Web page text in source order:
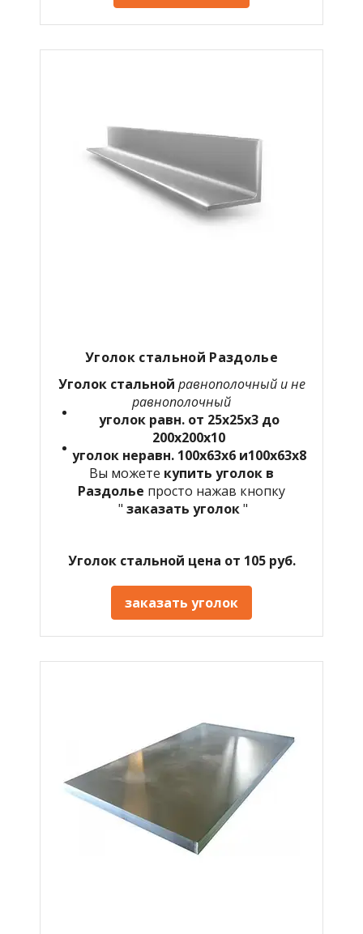
Уголок стальной Раздолье
Уголок стальной равнополочный и не
равнополочный
уголок равн. от 25х25х3 до
200х200х10
уголок неравн. 100х63х6 и100х63х8
Вы можете купить уголок в
Раздолье просто нажав кнопку
" заказать уголок"
Уголок стальной цена от 105 руб.
заказать уголок